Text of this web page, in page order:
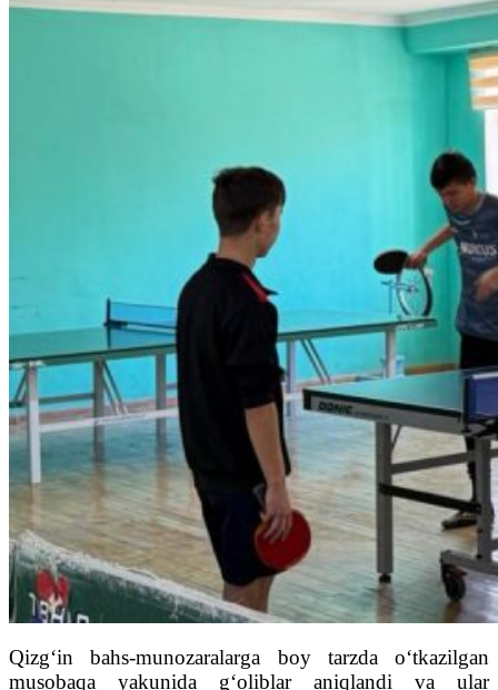
Qizg‘in bahs-munozaralarga boy tarzda o‘tkazilgan
musobaqa yakunida g‘oliblar aniqlandi va ular